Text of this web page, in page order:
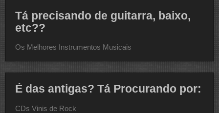
Tá precisando de guitarra, baixo,
etc??
Os Melhores Instrumentos Musicais
É das antigas? Tá Procurando por:
CDs Vinis de Rock